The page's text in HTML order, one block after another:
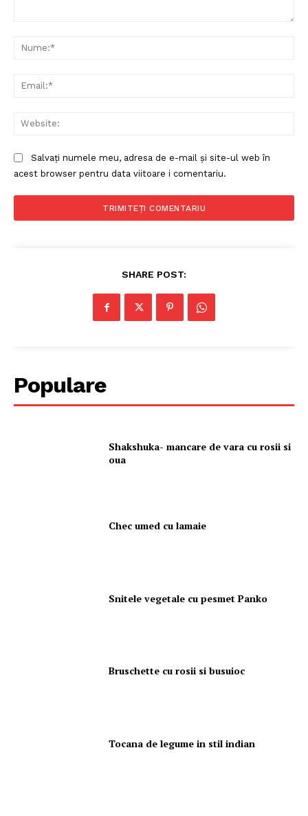
Salvați numele meu, adresa de e-mail și site-ul web în
acest browser pentru data viitoare i comentariu.
SHARE POST:
Populare
Shakshuka- mancare de vara cu rosii si
oua
Chec umed cu lamaie
Snitele vegetale cu pesmet Panko
Bruschette cu rosii si busuioc
Tocana de legume in stil indian